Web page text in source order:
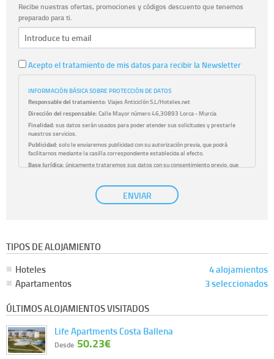
Recibe nuestras ofertas, promociones y códigos descuento que tenemos
preparado para ti.
Acepto el tratamiento de mis datos para recibir la Newsletter
INFORMACIÓN BÁSICA SOBRE PROTECCIÓN DE DATOS
Responsable del tratamiento: Viajes Anticiclón S.L/Hoteles.net
Dirección del responsable: Calle Mayor número 46,30893 Lorca - Murcia
Finalidad: sus datos serán usados para poder atender sus solicitudes y prestarle
nuestros servicios.
Publicidad: solo le enviaremos publicidad con su autorización previa, que podrá
facilitarnos mediante la casilla correspondiente establecida al efecto.
Base Jurídica: únicamente trataremos sus datos con su consentimiento previo, que
con carácter general, sólo el personal de nuestra entidad que esté
debidamente autorizado podrá tener conocimiento de la información que le pedimos.
No se comunicarán datos a terceros.
Información complementaria:
sobre cómo tratamos sus datos en la
ENVIAR
TIPOS DE ALOJAMIENTO
Hoteles
4 alojamientos
Apartamentos
3 seleccionados
ÚLTIMOS ALOJAMIENTOS VISITADOS
Life Apartments Costa Ballena
Desde 50.23€